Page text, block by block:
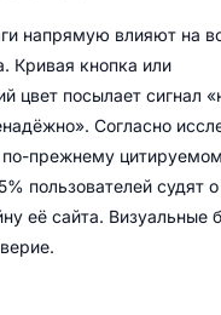
напрямую влияют на
Кривая кнопка или
цвет посылает сигнал
Согласно
прежнему
пользователей судят
её сайта. Визуальные